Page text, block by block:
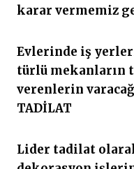
karar vermemiz
Evlerinde iş
türlü mekanların
verenlerin
TADİLAT
Lider tadilat